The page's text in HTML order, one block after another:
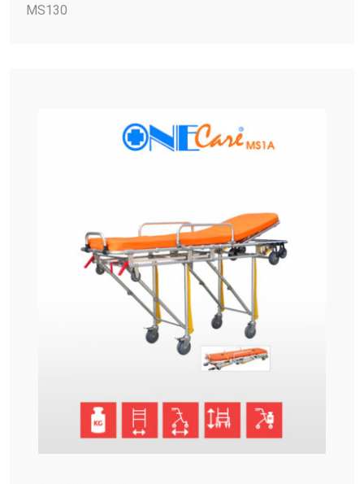
MS130